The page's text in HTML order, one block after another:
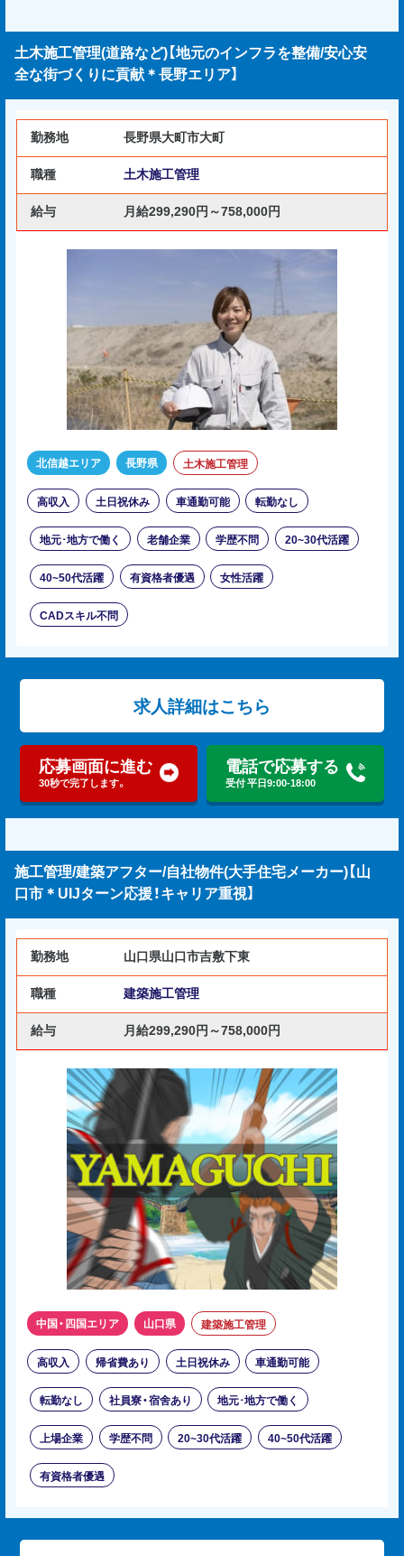
土木施工管理(道路など)【地元のインフラを整備/安心安
全な街づくりに貢献＊長野エリア】
勤務地 長野県大町市大町
職種 土木施工管理
給与 月給299,290円～758,000円
北信越エリア 長野県 土木施工管理
高収入 土日祝休み 車通勤可能 転勤なし
地元･地方で働く 老舗企業 学歴不問 20~30代活躍
40~50代活躍 有資格者優遇 女性活躍
CADスキル不問
求人詳細はこちら
応募画面に進む
30秒で完了します。
電話で応募する
受付 平日9:00-18:00
施工管理/建築アフター/自社物件(大手住宅メーカー)【山
口市＊UIJターン応援！キャリア重視】
勤務地 山口県山口市吉敷下東
職種 建築施工管理
給与 月給299,290円～758,000円
中国・四国エリア 山口県 建築施工管理
高収入 帰省費あり 土日祝休み 車通勤可能
転勤なし 社員寮・宿舍あり 地元･地方で働く
上場企業 学歴不問 20~30代活躍 40~50代活躍
有資格者優遇